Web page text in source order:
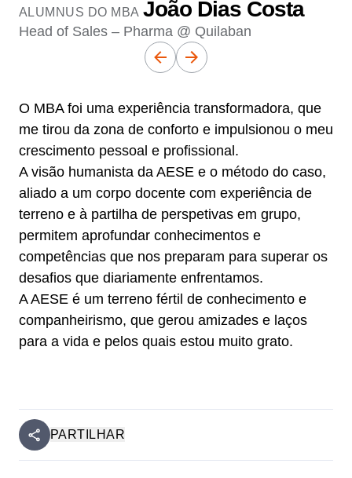
ALUMNUS DO MBA João Dias Costa
Head of Sales – Pharma @ Quilaban
O MBA foi uma experiência transformadora, que
me tirou da zona de conforto e impulsionou o meu
crescimento pessoal e profissional.
A visão humanista da AESE e o método do caso,
aliado a um corpo docente com experiência de
terreno e à partilha de perspetivas em grupo,
permitem aprofundar conhecimentos e
competências que nos preparam para superar os
desafios que diariamente enfrentamos.
A AESE é um terreno fértil de conhecimento e
companheirismo, que gerou amizades e laços
para a vida e pelos quais estou muito grato.
PARTILHAR